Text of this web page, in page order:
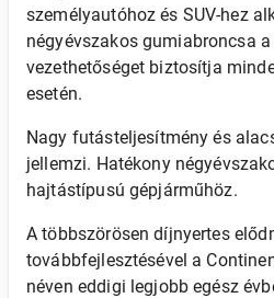
személyautóhoz és SUV-hez
négyévszakos gumiabroncsa
vezethetőséget biztosítja
esetén.
Nagy futásteljesítmény és
jellemzi. Hatékony
hajtástípusú gépjárműhöz.
A többszörösen díjnyertes
továbbfejlesztésével a
néven eddigi legjobb egész